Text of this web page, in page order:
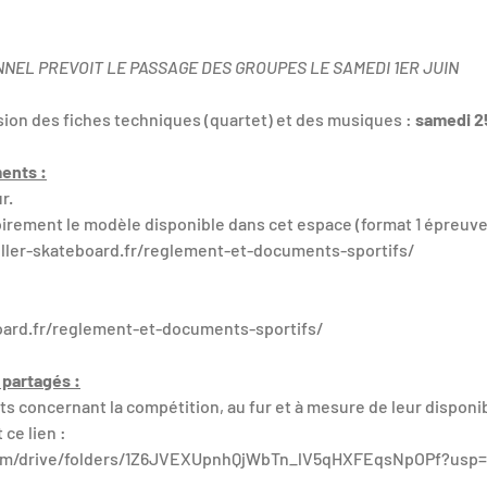
PREVOIT LE PASSAGE DES GROUPES LE SAMEDI 1ER JUIN
des fiches techniques (quartet) et des musiques : samedi
:
le modèle disponible dans cet espace (format 1
skateboard.fr/reglement-et-documents-sportifs/
reglement-et-documents-sportifs/
:
concernant la compétition, au fur et à mesure de leur
lien :
folders/